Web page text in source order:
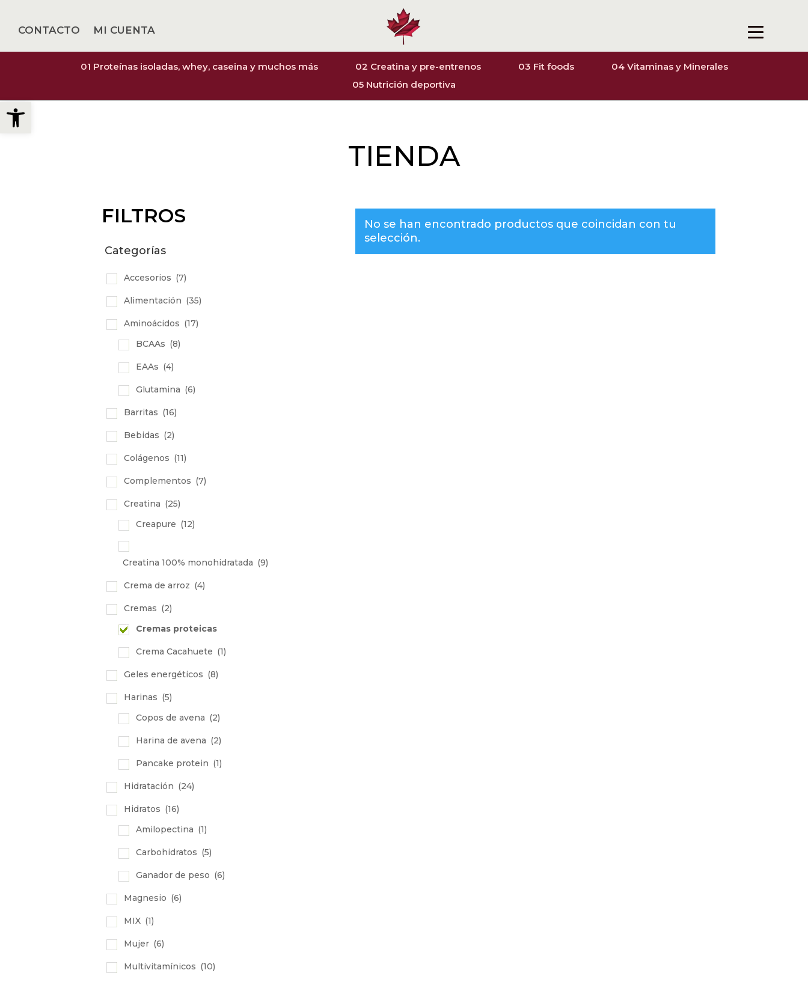
Abrir barra de herramientas
CONTACTO MI CUENTA
01 Proteínas isoladas, whey, caseina y muchos más 02 Creatina y pre-entrenos 03 Fit foods
04 Vitaminas y Minerales
05 Nutrición deportiva
TIENDA
FILTROS
Categorías
Accesorios (7)
Alimentación (35)
Aminoácidos (17)
BCAAs (8)
EAAs (4)
Glutamina (6)
Barritas (16)
Bebidas (2)
Colágenos (11)
Complementos (7)
Creatina (25)
Creapure (12)
Creatina 100% monohidratada (9)
Crema de arroz (4)
Cremas (2)
Cremas proteicas
Crema Cacahuete (1)
Geles energéticos (8)
Harinas (5)
Copos de avena (2)
Harina de avena (2)
Pancake protein (1)
Hidratación (24)
Hidratos (16)
Amilopectina (1)
Carbohidratos (5)
Ganador de peso (6)
Magnesio (6)
MIX (1)
Mujer (6)
Multivitamínicos (10)
No se han encontrado productos que coincidan con tu
selección.